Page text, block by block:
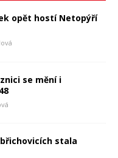
opět hostí Netopýří
se mění i
stala